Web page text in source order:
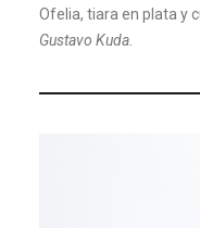
Ofelia, tiara en plata y
Gustavo Kuda.